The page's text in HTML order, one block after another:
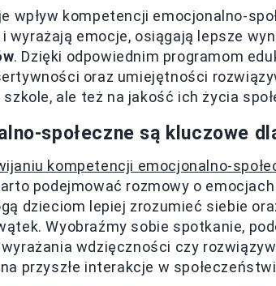
wpływ kompetencji emocjonalno-
wyrażają emocje, osiągają lepsze
. Dzięki odpowiednim programom
oraz umiejętności
ale też na jakość ich życia
społeczne są kluczowe
kompetencji emocjonalno-
podejmować rozmowy o
dzieciom lepiej zrozumieć siebie
Wyobraźmy sobie spotkanie,
wdzięczności czy
przyszłe interakcje w